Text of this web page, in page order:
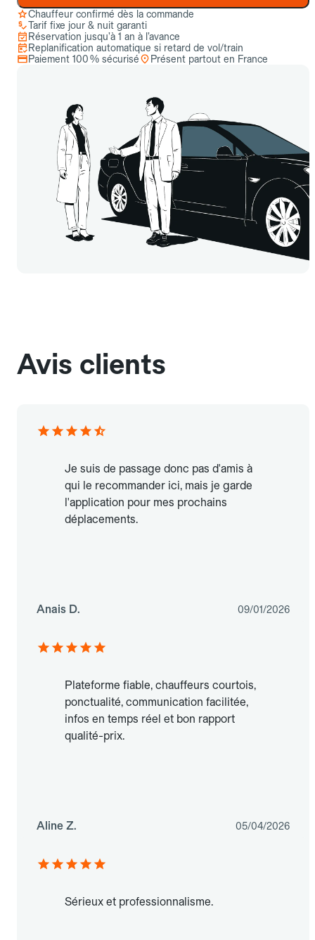
Chauffeur confirmé dès la commande
Tarif fixe jour & nuit garanti
Réservation jusqu’à 1 an à l’avance
Replanification automatique si retard de vol/train
Paiement 100 % sécurisé
Présent partout en France
Avis clients
Je suis de passage donc pas d'amis à
qui le recommander ici, mais je garde
l'application pour mes prochains
déplacements.
Anais D. 09/01/2026
Plateforme fiable, chauffeurs courtois,
ponctualité, communication facilitée,
infos en temps réel et bon rapport
qualité-prix.
Aline Z. 05/04/2026
Sérieux et professionnalisme.